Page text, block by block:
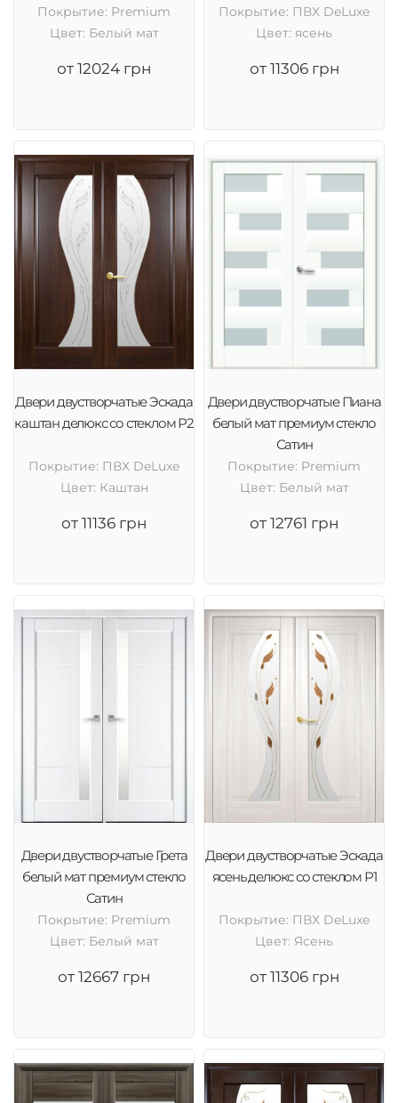
Покрытие: Premium
Цвет: Белый мат
от 12024 грн
Покрытие: ПВХ DeLuxe
Цвет: ясень
от 11306 грн
Двери двустворчатые Эскада
каштан делюкс со стеклом Р2
Покрытие: ПВХ DeLuxe
Цвет: Каштан
от 11136 грн
Двери двустворчатые Пиана
белый мат премиум стекло
Сатин
Покрытие: Premium
Цвет: Белый мат
от 12761 грн
Двери двустворчатые Грета
белый мат премиум стекло
Сатин
Покрытие: Premium
Цвет: Белый мат
от 12667 грн
Двери двустворчатые Эскада
ясень делюкс со стеклом Р1
Покрытие: ПВХ DeLuxe
Цвет: Ясень
от 11306 грн